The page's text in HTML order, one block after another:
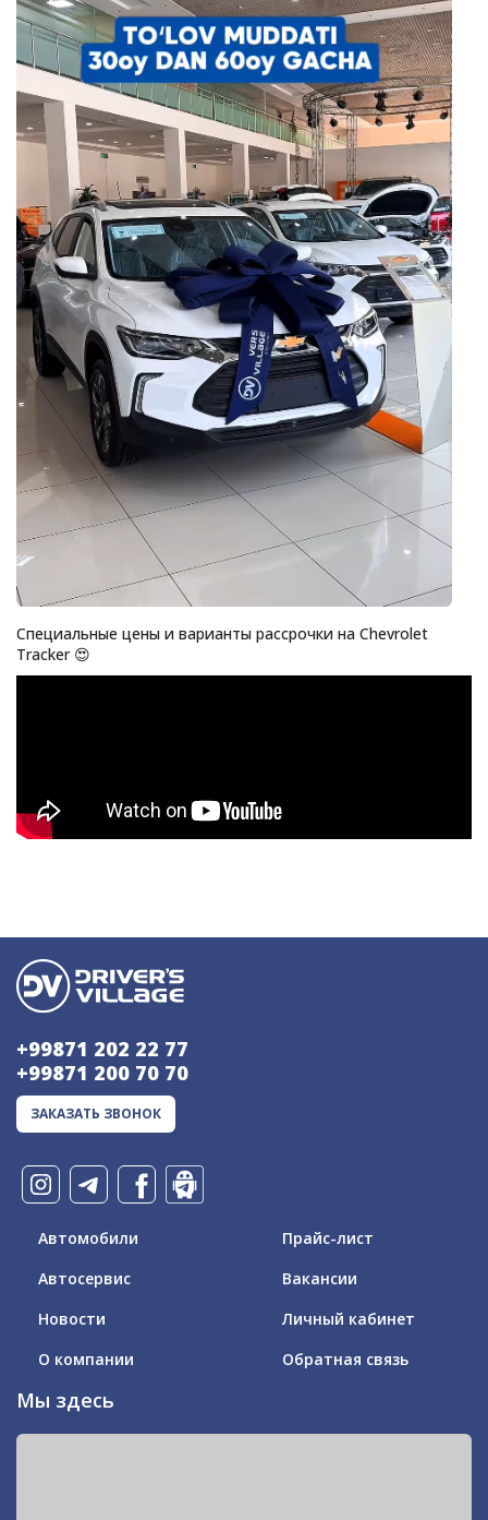
Специальные цены и варианты рассрочки на Chevrolet
Tracker 😍
+99871 202 22 77
+99871 200 70 70
ЗАКАЗАТЬ ЗВОНОК
Автомобили
Автосервис
Новости
О компании
Прайс-лист
Вакансии
Личный кабинет
Обратная связь
Мы здесь